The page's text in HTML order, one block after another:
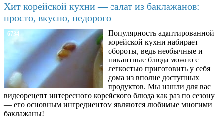
Хит корейской кухни — салат из баклажанов:
просто, вкусно, недорого
6734
Популярность адаптированной
корейской кухни набирает
обороты, ведь необычные и
пикантные блюда можно с
легкостью приготовить у себя
дома из вполне доступных
продуктов. Мы нашли для вас
видеорецепт интересного корейского блюда как раз по сезону
— его основным ингредиентом являются любимые многими
баклажаны!